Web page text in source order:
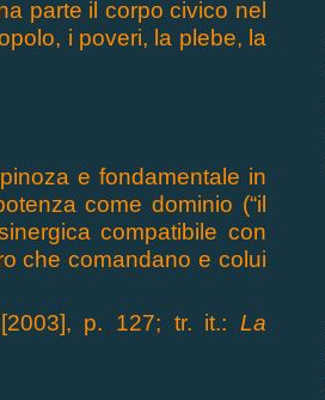
parte il corpo civico nel
i poveri, la plebe, la
e fondamentale in
come dominio (“il
compatibile con
che comandano e colui
p. 127; tr. it.: La